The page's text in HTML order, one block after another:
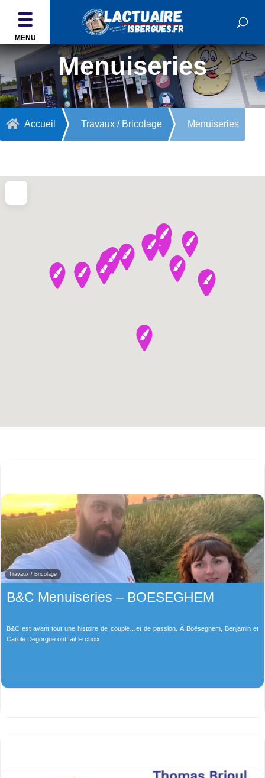
MENU
Menuiseries
 Accueil Travaux / Bricolage Menuiseries
Travaux / Bricolage
B&C Menuiseries – BOESEGHEM
B&C est avant tout une histoire de couple…et de passion. À Boëseghem, Benjamin et
Carole Degorgue ont fait le choix